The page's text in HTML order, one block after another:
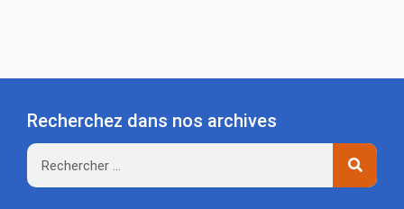
Recherchez dans nos archives
Rechercher